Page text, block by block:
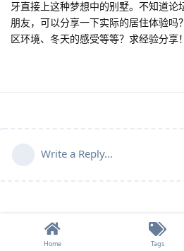
牙直接上这种梦想中的别墅。不知道论
朋友，可以分享一下实际的居住体验吗
区环境、冬天的感受等等？求经验分享！
Write a Reply...
Home Tags